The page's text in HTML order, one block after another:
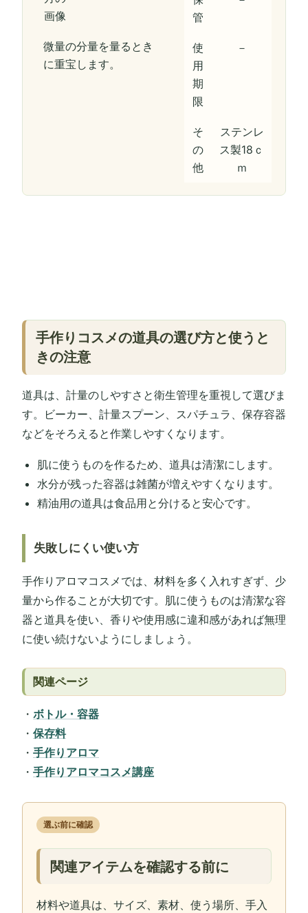
微量の分量を量るとき
に重宝します。
管
使
用
期
限
－
そ
の
他
ステンレ
ス製18ｃ
ｍ
手作りコスメの道具の選び方と使うと
きの注意
道具は、計量のしやすさと衛生管理を重視して選びま
す。ビーカー、計量スプーン、スパチュラ、保存容器
などをそろえると作業しやすくなります。
肌に使うものを作るため、道具は清潔にします。
水分が残った容器は雑菌が増えやすくなります。
精油用の道具は食品用と分けると安心です。
失敗しにくい使い方
手作りアロマコスメでは、材料を多く入れすぎず、少
量から作ることが大切です。肌に使うものは清潔な容
器と道具を使い、香りや使用感に違和感があれば無理
に使い続けないようにしましょう。
関連ページ
・ ボトル・容器
・ 保存料
・ 手作りアロマ
・ 手作りアロマコスメ講座
選ぶ前に確認
関連アイテムを確認する前に
材料や道具は、サイズ、素材、使う場所、手入